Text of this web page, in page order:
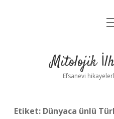
Yasal
Mitolojik
Efsanevi
Etiket: Dünyaca ünlü